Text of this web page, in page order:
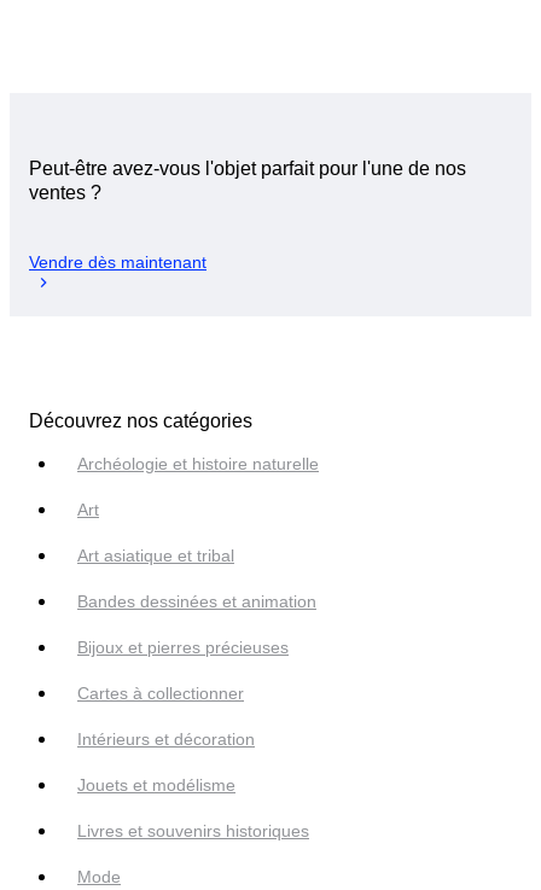
Peut-être avez-vous l'objet parfait pour l'une de nos
ventes ?
Vendre dès maintenant
Découvrez nos catégories
Archéologie et histoire naturelle
Art
Art asiatique et tribal
Bandes dessinées et animation
Bijoux et pierres précieuses
Cartes à collectionner
Intérieurs et décoration
Jouets et modélisme
Livres et souvenirs historiques
Mode